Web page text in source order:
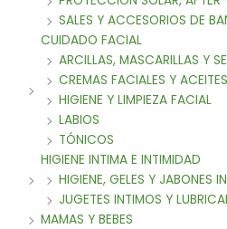
SALES Y ACCESORIOS DE
CUIDADO FACIAL
ARCILLAS, MASCARILLAS Y
CREMAS FACIALES Y ACEITES
HIGIENE Y LIMPIEZA FACIAL
LABIOS
TÓNICOS
HIGIENE INTIMA E INTIMIDAD
HIGIENE, GELES Y JABONES
JUGETES INTIMOS Y
MAMAS Y BEBES